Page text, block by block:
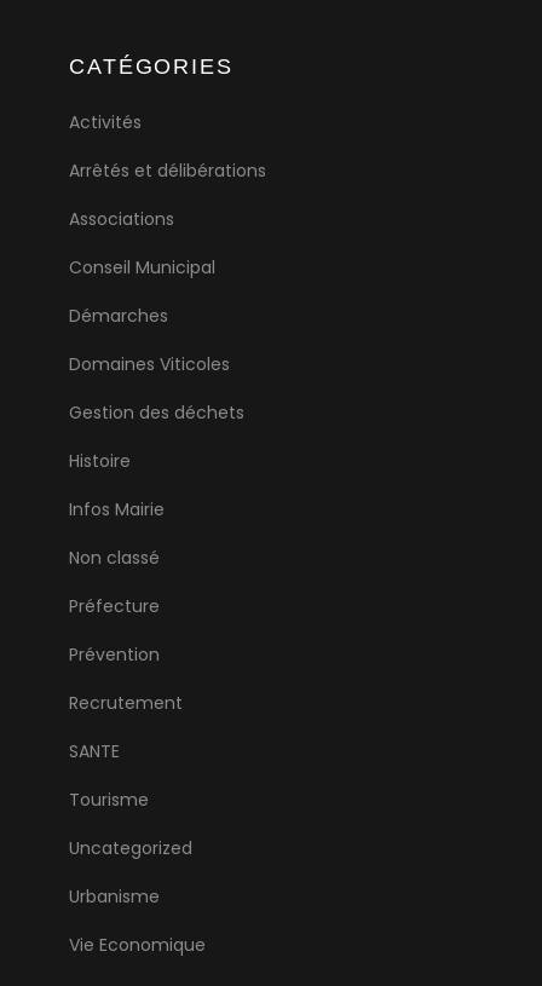
CATÉGORIES
Activités
Arrêtés et délibérations
Associations
Conseil Municipal
Démarches
Domaines Viticoles
Gestion des déchets
Histoire
Infos Mairie
Non classé
Préfecture
Prévention
Recrutement
SANTE
Tourisme
Uncategorized
Urbanisme
Vie Economique